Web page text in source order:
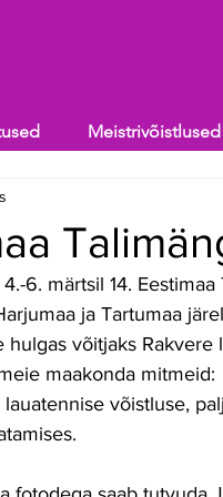
Meistrivõistlused
6. märtsil 14.
ja Tartumaa
hulgas võitjaks Rakvere
maakonda mitmeid:
võistluse,